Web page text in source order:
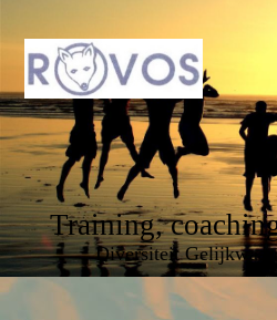
Training,
Diversiteit